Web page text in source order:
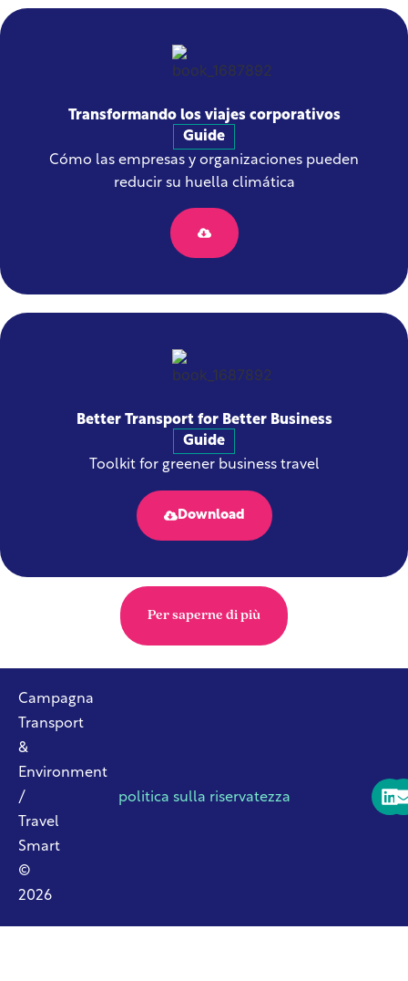
Transformando los viajes corporativos
Guide
Cómo las empresas y organizaciones pueden
reducir su huella climática
Better Transport for Better Business
Guide
Toolkit for greener business travel
Download
Per saperne di più
Campagna
Transport
&
Environment
/
Travel
Smart
©
2026
politica sulla riservatezza